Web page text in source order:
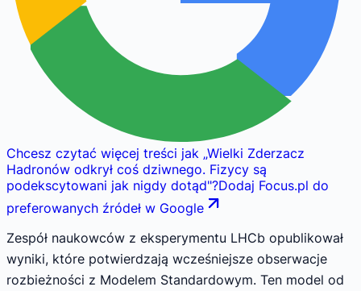
Chcesz czytać więcej treści jak „Wielki Zderzacz
Hadronów odkrył coś dziwnego. Fizycy są
podekscytowani jak nigdy dotąd"?Dodaj Focus.pl do
preferowanych źródeł w Google
Zespół naukowców z eksperymentu LHCb opublikował
wyniki, które potwierdzają wcześniejsze obserwacje
rozbieżności z Modelem Standardowym. Ten model od